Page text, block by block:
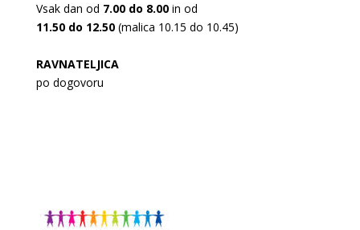
Vsak dan od 7.00 do 8.00in od
11.50 do 12.50(malica 10.15 do 10.45)
RAVNATELJICA
po dogovoru